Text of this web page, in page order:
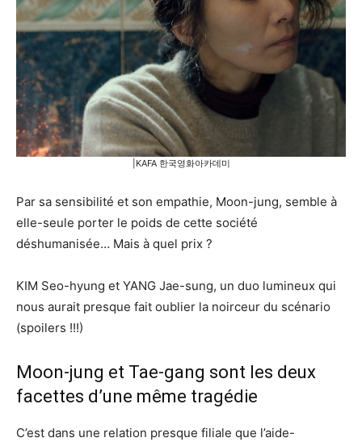
|KAFA 한국영화아카데미
Par sa sensibilité et son empathie, Moon-jung, semble à
elle-seule porter le poids de cette société
déshumanisée… Mais à quel prix ?
KIM Seo-hyung et YANG Jae-sung, un duo lumineux qui
nous aurait presque fait oublier la noirceur du scénario
(spoilers !!!)
Moon-jung et Tae-gang sont les deux
facettes d’une même tragédie
C’est dans une relation presque filiale que l’aide-